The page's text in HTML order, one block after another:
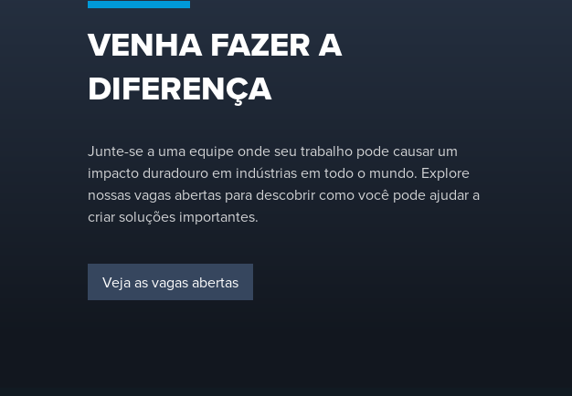
VENHA FAZER A
DIFERENÇA
Junte-se a uma equipe onde seu trabalho pode causar um
impacto duradouro em indústrias em todo o mundo. Explore
nossas vagas abertas para descobrir como você pode ajudar a
criar soluções importantes.
Veja as vagas abertas